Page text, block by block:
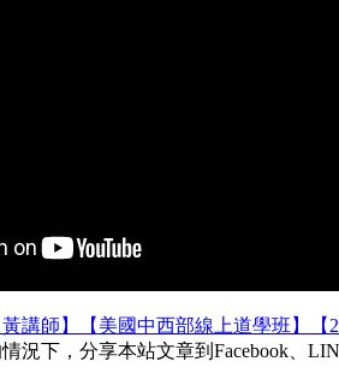
講師】【美國中西部線上道學班】【
況下，分享本站文章到Facebook、